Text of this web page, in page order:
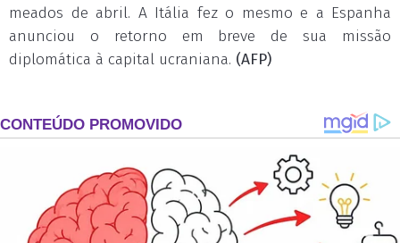
meados de abril. A Itália fez o mesmo e a Espanha
anunciou o retorno em breve de sua missão
diplomática à capital ucraniana. (AFP)